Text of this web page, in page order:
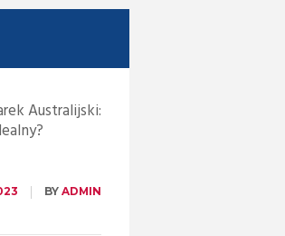
Australijski:
BY ADMIN